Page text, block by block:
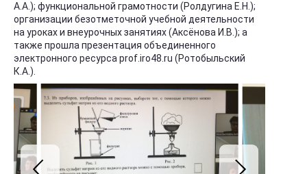
А.А.); функциональной грамотности (Ролдугина Е.Н.);
организации безотметочной учебной деятельности
на уроках и внеурочных занятиях (Аксёнова И.В.); а
также прошла презентация объединенного
электронного ресурса prof.iro48.ru (Ротобыльский
К.А.).